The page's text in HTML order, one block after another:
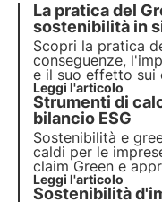
La pratica del
sostenibilità in
Scopri la pratica
conseguenze,
e il suo effetto sui
esploriamo le
Hushing e
sostenibili
Leggi l'articolo
Strumenti di
bilancio ESG
Sostenibilità e
caldi per le
claim Green e
calcolo
sostenibilità
Leggi l'articolo
Sostenibilità